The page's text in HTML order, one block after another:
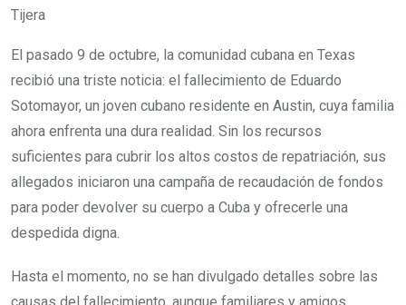
Tijera
El pasado 9 de octubre, la comunidad cubana en Texas
recibió una triste noticia: el fallecimiento de Eduardo
Sotomayor, un joven cubano residente en Austin, cuya familia
ahora enfrenta una dura realidad. Sin los recursos
suficientes para cubrir los altos costos de repatriación, sus
allegados iniciaron una campaña de recaudación de fondos
para poder devolver su cuerpo a Cuba y ofrecerle una
despedida digna.
Hasta el momento, no se han divulgado detalles sobre las